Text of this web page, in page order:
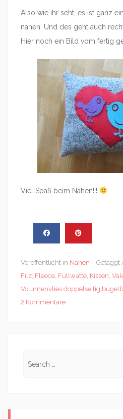
Also wie ihr seht, es ist ganz
nähen. Und des geht auch
Hier noch ein Bild vom fertig
Viel Spaß beim Nähen!!!
Veröffentlicht in Nähen Getaggt
Filz, Fleece, Füllwatte, Kissen,
Volumenvlies doppelseitig
2 Kommentare